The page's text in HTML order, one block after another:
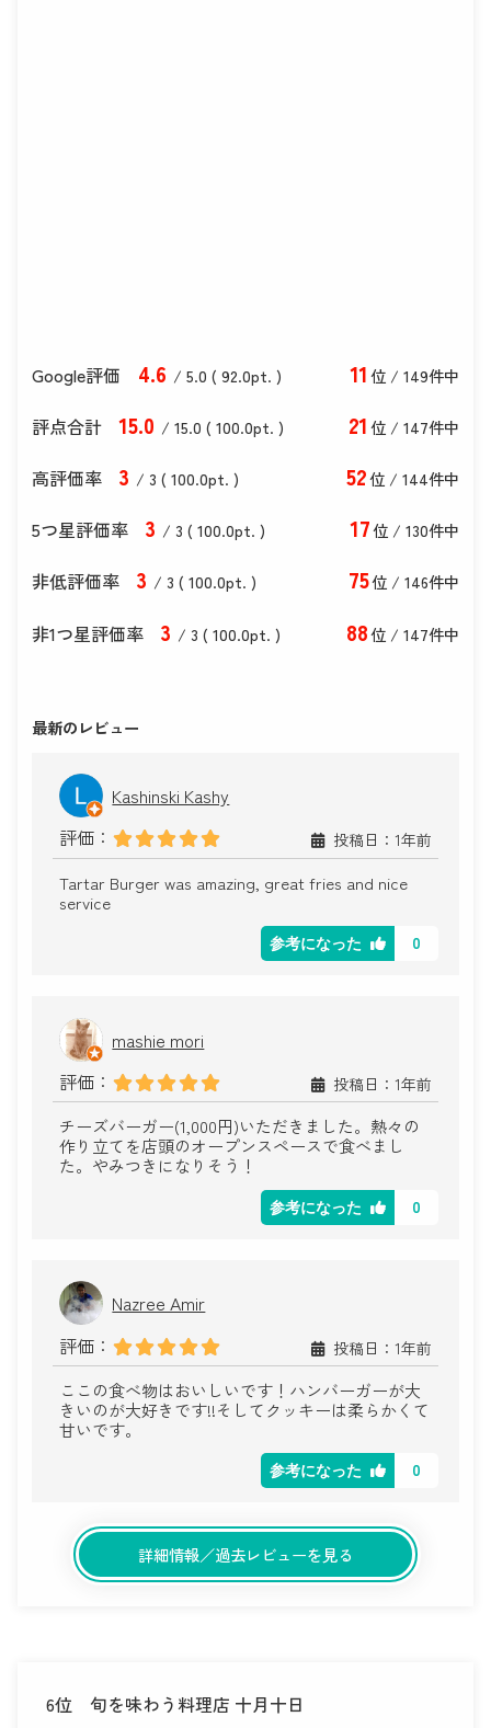
Google評価 4.6 / 5.0 ( 92.0pt. ) 11 位 / 149件中
評点合計 15.0 / 15.0 ( 100.0pt. ) 21 位 / 147件中
高評価率 3 / 3 ( 100.0pt. ) 52位 / 144件中
5つ星評価率 3 / 3 ( 100.0pt. ) 17位 / 130件中
非低評価率 3 / 3 ( 100.0pt. ) 75位 / 146件中
非1つ星評価率 3 / 3 ( 100.0pt. ) 88位 / 147件中
最新のレビュー
Kashinski Kashy
評価：
投稿日：1年前
Tartar Burger was amazing, great fries and nice
service
参考になった 0
mashie mori
評価：
投稿日：1年前
チーズバーガー(1,000円)いただきました。熱々の
作り立てを店頭のオープンスペースで食べまし
た。やみつきになりそう！
参考になった 0
Nazree Amir
評価：
投稿日：1年前
ここの食べ物はおいしいです！ハンバーガーが大
きいのが大好きです!!そしてクッキーは柔らかくて
甘いです。
参考になった 0
詳細情報／過去レビューを見る
6位 旬を味わう料理店 十月十日